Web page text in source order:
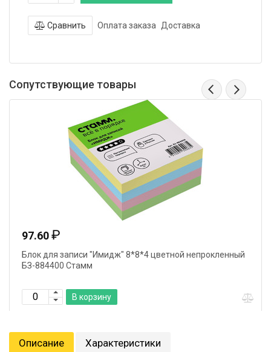
Сравнить Оплата заказа Доставка
Сопутствующие товары
97.60₽
Блок для записи "Имидж" 8*8*4 цветной непрокленный
БЗ-884400 Стамм
В корзину
Описание Характеристики